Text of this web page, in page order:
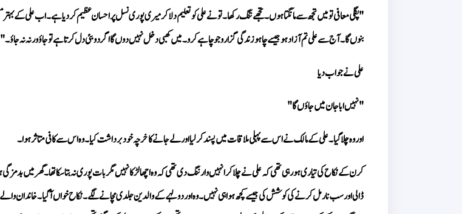
بنوں گا۔ آج سے علی تم آزاد ہو جیسے چاہو زندگی گزارو جو چاہے کرو۔ میں کھبی دخل نہیں دوں گا اگر دوبئی دل کرتا ہے تو جاؤ ورنہ نہ جاؤ۔"
علی نے جواب دیا
"نہیں اباجان میں جاؤں گا"
اور وہ چلا گیا۔ علی کے مالک نے اس سے پہلی ملاقات میں پسند کر لیا اور لے جانے کا خرچہ خود برداشت کیا۔ وہ اس سے کافی متاثر ہوا۔